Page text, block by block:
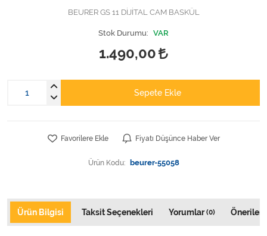
Tıbbi Tekstil ÜrünleriBEURER GS 11 DİJİTAL CAM BASKÜL
Stok Durumu: VAR
1.490,00
Sepete Ekle
Favorilere Ekle Fiyatı Düşünce Haber Ver
Ürün Kodu: beurer-55058
Ürün Bilgisi Taksit Seçenekleri Yorumlar(0)